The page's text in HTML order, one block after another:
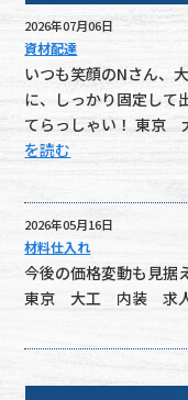
2026年07月06日
資材配達
いつも笑顔のNさん、
に、しっかり固定して
てらっしゃい！ 東
を読む
2026年05月16日
材料仕入れ
今後の価格変動も見据
東京 大工 内装 求